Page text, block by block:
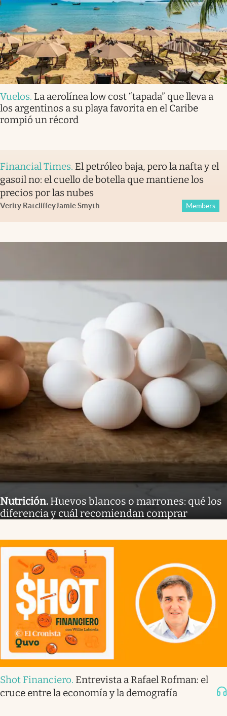
Vuelos. La aerolínea low cost “tapada” que lleva a
los argentinos a su playa favorita en el Caribe
rompió un récord
Financial Times. El petróleo baja, pero la nafta y el
gasoil no: el cuello de botella que mantiene los
precios por las nubes
Verity RatcliffeyJamie Smyth Members
Nutrición. Huevos blancos o marrones: qué los
diferencia y cuál recomiendan comprar
Shot Financiero. Entrevista a Rafael Rofman: el
cruce entre la economía y la demografía